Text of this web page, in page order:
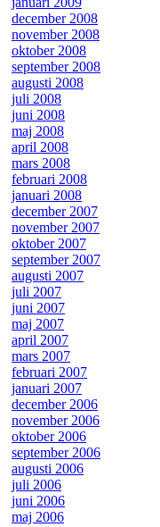
december 2008
november 2008
oktober 2008
september 2008
augusti 2008
juli 2008
juni 2008
maj 2008
april 2008
mars 2008
februari 2008
januari 2008
december 2007
november 2007
oktober 2007
september 2007
augusti 2007
juli 2007
juni 2007
maj 2007
april 2007
mars 2007
februari 2007
januari 2007
december 2006
november 2006
oktober 2006
september 2006
augusti 2006
juli 2006
juni 2006
maj 2006